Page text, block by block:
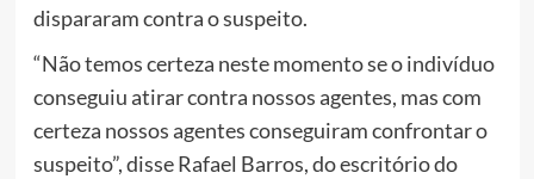
dispararam contra o suspeito.
“Não temos certeza neste momento se o indivíduo
conseguiu atirar contra nossos agentes, mas com
certeza nossos agentes conseguiram confrontar o
suspeito”, disse Rafael Barros, do escritório do